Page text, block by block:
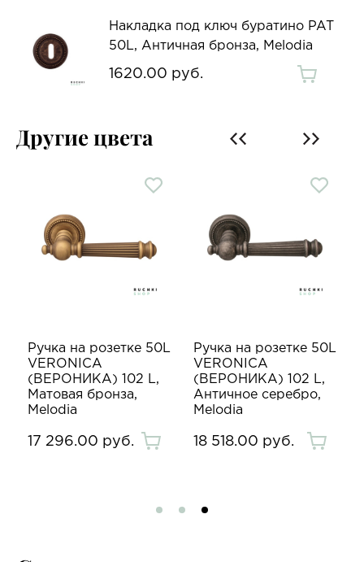
Накладка под ключ буратино PAT
50L, Античная бронза, Melodia
1620.00 руб.
Другие цвета
Ручка на розетке 50L
VERONICA
(ВЕРОНИКА) 102 L,
Матовая бронза,
Melodia
17 296.00 руб.
Ручка на розетке 50L
VERONICA
(ВЕРОНИКА) 102 L,
Античное серебро,
Melodia
18 518.00 руб.